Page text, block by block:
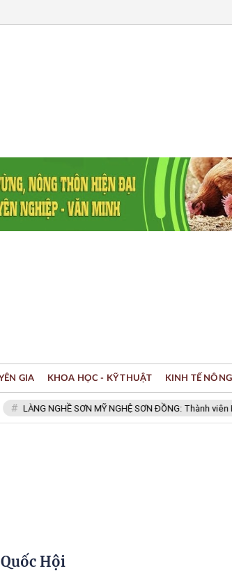
LÀNG NGHỀ SƠN MỸ NGHỆ SƠN ĐỒNG: Thành
GIA KHOA HỌC - KỸ THUẬT KINH TẾ
Hội